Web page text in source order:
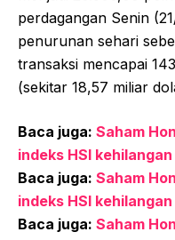
perdagangan Senin
penurunan sehari
transaksi mencapai
(sekitar 18,57 miliar
Baca juga: Saham
indeks HSI
Baca juga: Saham
indeks HSI
Baca juga: Saham